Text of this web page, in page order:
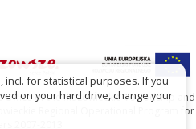
of the Mazowieckie Voivodship and
Regional Operational Program for
for statistical purposes. If you
on your hard drive, change your